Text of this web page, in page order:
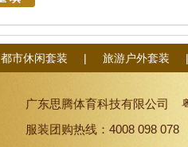
都市休闲套装 | 旅游户外套装
广东思腾体育科技有限公司
服装团购热线：4008 098